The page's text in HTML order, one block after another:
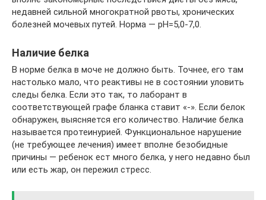
недавней сильной многократной рвоты, хронических
болезней мочевых путей. Норма — pH=5,0-7,0.
Наличие белка
В норме белка в моче не должно быть. Точнее, его там
настолько мало, что реактивы не в состоянии уловить
следы белка. Если это так, то лаборант в
соответствующей графе бланка ставит «-». Если белок
обнаружен, выясняется его количество. Наличие белка
называется протеинурией. Функциональное нарушение
(не требующее лечения) имеет вполне безобидные
причины — ребенок ест много белка, у него недавно был
или есть жар, он пережил стресс.